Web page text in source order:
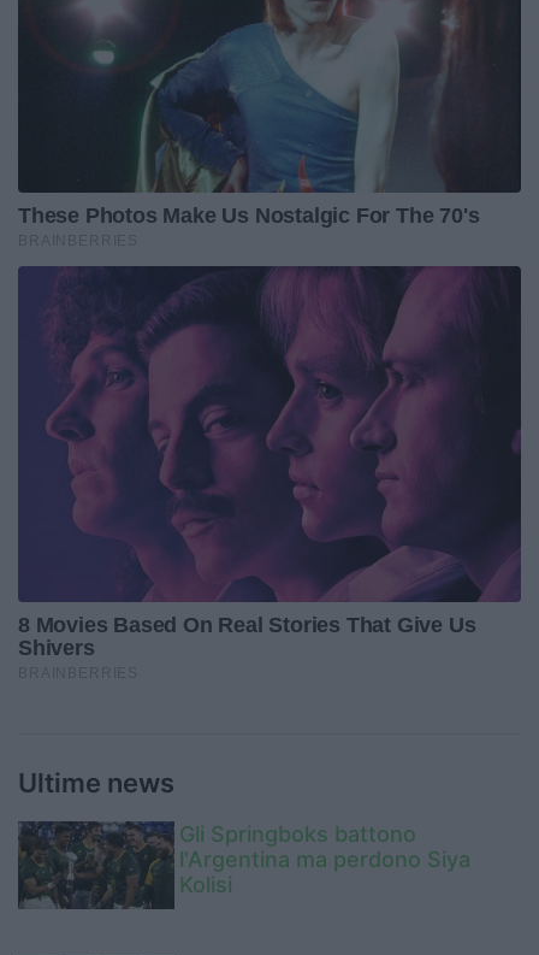
Ultime news
Gli Springboks battono
l'Argentina ma perdono Siya
Kolisi